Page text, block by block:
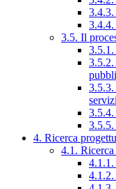
3.4.4.
3.5. Il
3.5.1.
3.5.2.
3.5.3.
3.5.4.
3.5.5.
4. Ricerca
4.1.
4.1.2.